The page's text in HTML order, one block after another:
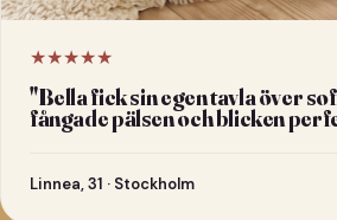
★★★★★
"Bella fick sin egen tavla över
fångade pälsen och blicken
Linnea, 31 · Stockholm